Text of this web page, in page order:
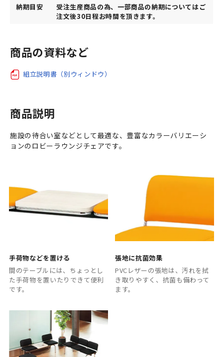
納期目安
受注生産商品の為、一部商品の納期についてはご
注文後30日程お時間を頂きます。
商品の資料など
組立説明書（別ウィンドウ）
商品説明
施設の待合い室などとして最適な、豊富なカラーバリエーシ
ョンのロビーラウンジチェアです。
手荷物などを置ける
間のテーブルには、ちょっとし
た手荷物を置いたりできて便利
です。
張地に抗菌効果
PVCレザーの張地は、汚れを拭
き取りやすく、抗菌も備わって
ます。